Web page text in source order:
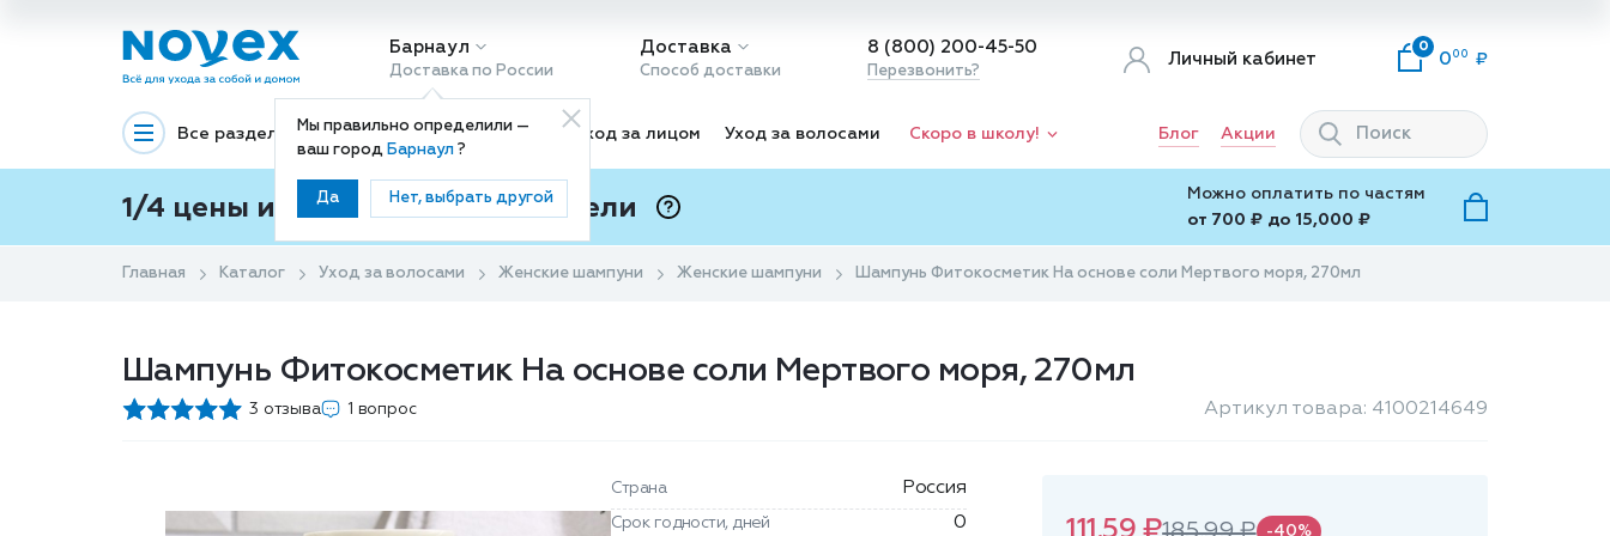
Барнаул
Доставка по России
Мы правильно определили —
ваш город Барнаул?
Да Нет, выбрать другой
Доставка
Способ доставки
8 (800) 200-45-50
Перезвонить?
Личный кабинет
0
0 00
Все разделы Декоративная косметика Уход за лицом Уход за волосами Скоро в школу! Блог Акции
1/4 цены и покупки ваши с Подели
Можно оплатить по частям
от 700 ₽ до 15,000 ₽
Главная Каталог Уход за волосами Женские шампуни Женские шампуни Шампунь Фитокосметик На основе соли Мертвого моря, 270мл
Шампунь Фитокосметик На основе соли Мертвого моря, 270мл
3 отзыва 1 вопрос Артикул товара: 4100214649
Страна Россия
Срок годности, дней 0 111.59 ₽185.99 ₽ -40%